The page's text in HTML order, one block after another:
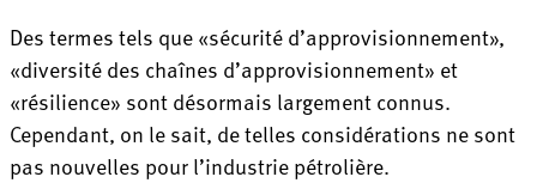
Des termes tels que «sécurité d’approvisionnement»,
«diversité des chaînes d’approvisionnement» et
«résilience» sont désormais largement connus.
Cependant, on le sait, de telles considérations ne sont
pas nouvelles pour l’industrie pétrolière.